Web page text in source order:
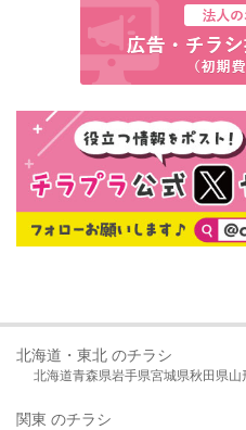
北海道・東北 のチラシ
北海道青森県岩手県宮城県秋田県山
関東 のチラシ